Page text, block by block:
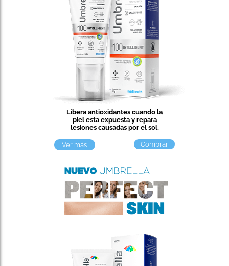
Libera antioxidantes cuando la
piel esta expuesta y repara
lesiones causadas por el sol.
Ver más Comprar